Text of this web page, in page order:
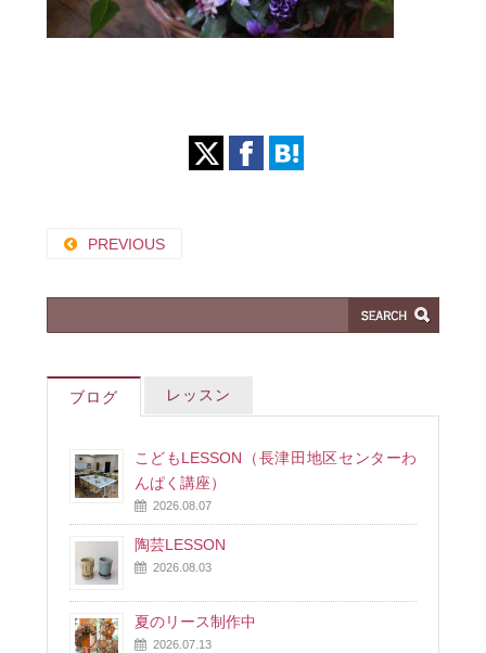
PREVIOUS
ブログ レッスン
こどもLESSON（長津田地区センターわ
んぱく講座）
2026.08.07
陶芸LESSON
2026.08.03
夏のリース制作中
2026.07.13